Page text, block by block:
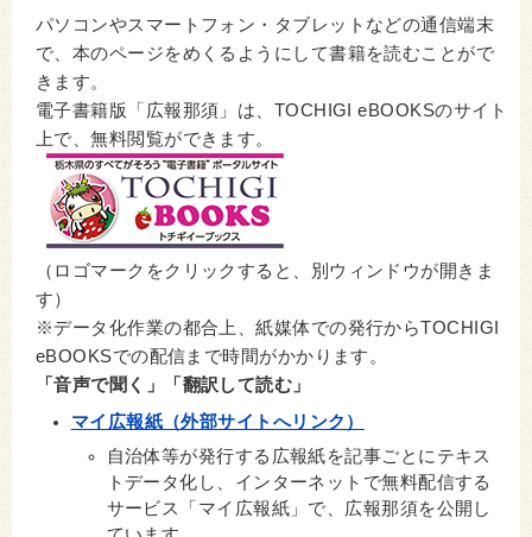
パソコンやスマートフォン・タブレットなどの通信端末
で、本のページをめくるようにして書籍を読むことがで
きます。
電子書籍版「広報那須」は、TOCHIGI eBOOKSのサイト
上で、無料閲覧ができます。
（ロゴマークをクリックすると、別ウィンドウが開きま
す）
※データ化作業の都合上、紙媒体での発行からTOCHIGI
eBOOKSでの配信まで時間がかかります。
「音声で聞く」「翻訳して読む」
マイ広報紙（外部サイトへリンク）
自治体等が発行する広報紙を記事ごとにテキス
トデータ化し、インターネットで無料配信する
サービス「マイ広報紙」で、広報那須を公開し